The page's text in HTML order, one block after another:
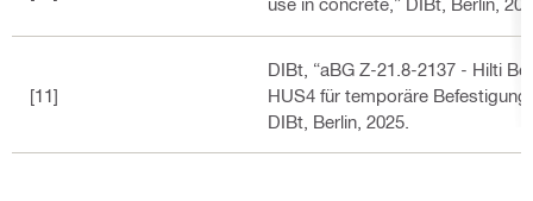
[11]
DIBt, “aBG Z-21.8-2137 - Hilti
HUS4 für temporäre
DIBt, Berlin, 2025.